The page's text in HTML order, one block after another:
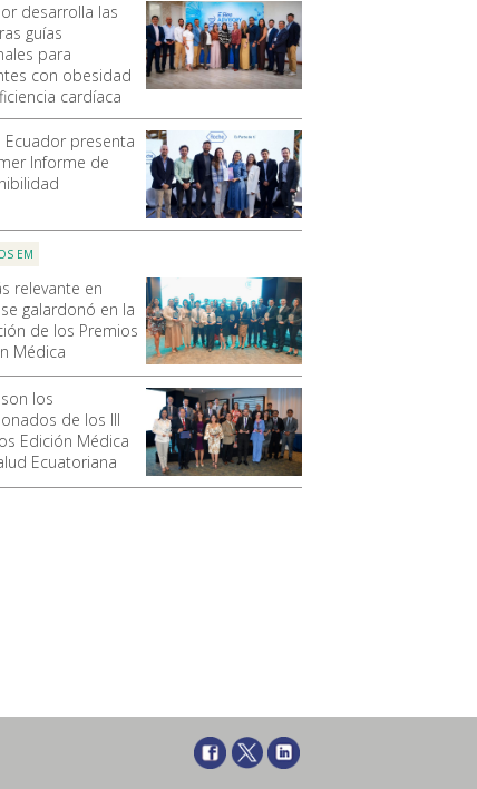
desarrolla las
guías
para
con obesidad
cardíaca
Ecuador presenta
Informe de
EM
relevante en
galardonó en la
de los Premios
Médica
los
de los III
Edición Médica
Ecuatoriana